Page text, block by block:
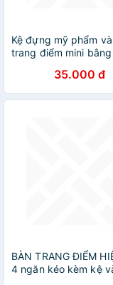
Kệ đựng mỹ phẩm
trang điểm mini bằng
35.000 đ
BÀN TRANG ĐIỂM
4 ngăn kéo kèm kệ